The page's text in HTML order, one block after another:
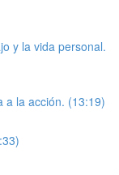
y la vida personal.
a la acción. (13:19)